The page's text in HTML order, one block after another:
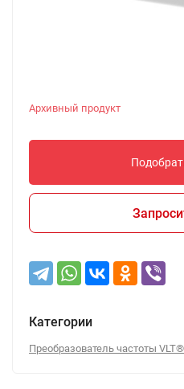
Архивный продукт
Категории
Преобразователь частоты